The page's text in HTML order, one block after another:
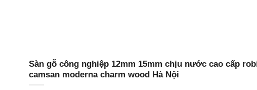
Sàn gỗ công nghiệp 12mm 15mm chịu nước cao cấp
camsan moderna charm wood Hà Nội